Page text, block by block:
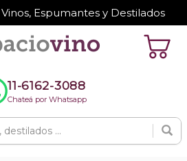
Espumantes y Destilados
11-6162-3088
Chateá por Whatsapp